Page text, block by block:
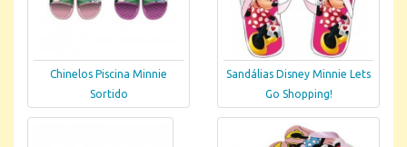
Chinelos Piscina Minnie
Sortido
Sandálias Disney Minnie Lets
Go Shopping!